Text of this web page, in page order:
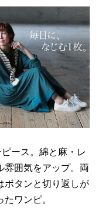
ース。綿と麻・レ
雰囲気をアップ。両
ボタンと切り返しが
ワンピ。